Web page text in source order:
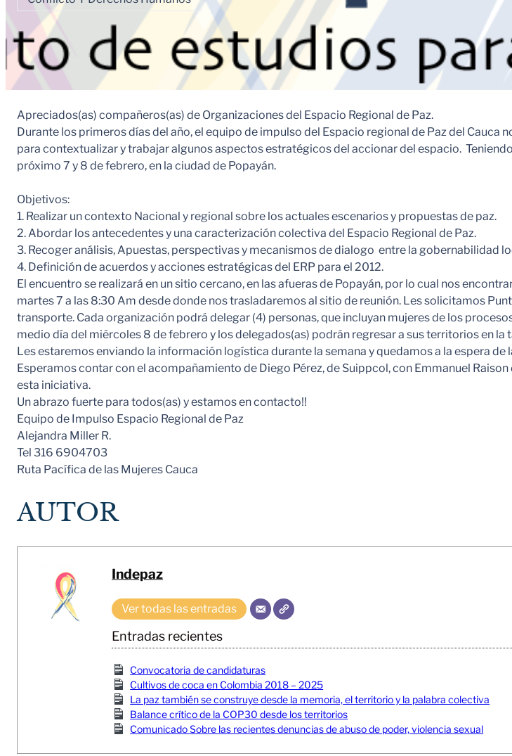
Apreciados(as) compañeros(as) de Organizaciones del Espacio Regional de Paz.
Durante los primeros días del año, el equipo de impulso del Espacio regional de Paz del
para contextualizar y trabajar algunos aspectos estratégicos del accionar del espacio.
próximo 7 y 8 de febrero, en la ciudad de Popayán.
Objetivos:
1. Realizar un contexto Nacional y regional sobre los actuales escenarios y propuestas de paz.
2. Abordar los antecedentes y una caracterización colectiva del Espacio Regional de Paz.
3. Recoger análisis, Apuestas, perspectivas y mecanismos de dialogo entre la gobernabilidad
4. Definición de acuerdos y acciones estratégicas del ERP para el 2012.
El encuentro se realizará en un sitio cercano, en las afueras de Popayán, por lo cual nos
martes 7 a las 8:30 Am desde donde nos trasladaremos al sitio de reunión. Les solicitamos
transporte. Cada organización podrá delegar (4) personas, que incluyan mujeres de los
medio día del miércoles 8 de febrero y los delegados(as) podrán regresar a sus territorios en la
Les estaremos enviando la información logística durante la semana y quedamos a la espera
Esperamos contar con el acompañamiento de Diego Pérez, de Suippcol, con Emmanuel
esta iniciativa.
Un abrazo fuerte para todos(as) y estamos en contacto!!
Equipo de Impulso Espacio Regional de Paz
Alejandra Miller R.
Tel 316 6904703
Ruta Pacífica de las Mujeres Cauca
AUTOR
Indepaz
Ver todas las entradas
Entradas recientes
Convocatoria de candidaturas
Cultivos de coca en Colombia 2018 – 2025
La paz también se construye desde la memoria, el territorio y la palabra colectiva
Balance crítico de la COP30 desde los territorios
Comunicado Sobre las recientes denuncias de abuso de poder, violencia sexual